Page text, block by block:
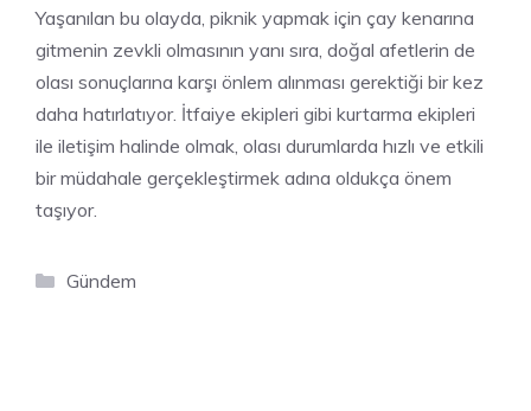
Yaşanılan bu olayda, piknik yapmak için çay kenarına
gitmenin zevkli olmasının yanı sıra, doğal afetlerin de
olası sonuçlarına karşı önlem alınması gerektiği bir kez
daha hatırlatıyor. İtfaiye ekipleri gibi kurtarma ekipleri
ile iletişim halinde olmak, olası durumlarda hızlı ve etkili
bir müdahale gerçekleştirmek adına oldukça önem
taşıyor.
Kategoriler
Gündem